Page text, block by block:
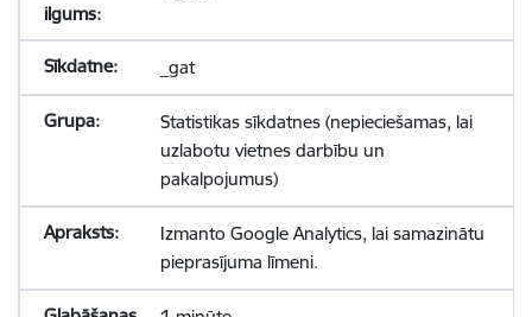
_gat
Statistikas sīkdatnes (nepieciešamas, lai
uzlabotu vietnes darbību un
pakalpojumus)
Izmanto Google Analytics, lai samazinātu
pieprasījuma līmeni.